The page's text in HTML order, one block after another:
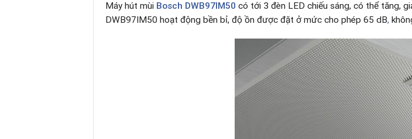
Máy hút mùi Bosch DWB97IM50 có tới 3 đèn LED chiếu sáng, có thể tăng,
DWB97IM50 hoạt động bền bỉ, độ ồn được đặt ở mức cho phép 65 dB,